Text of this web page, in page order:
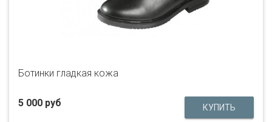
Ботинки гладкая кожа
5 000 руб